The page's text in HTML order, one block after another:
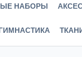
НАБОРЫ